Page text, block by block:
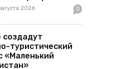
2026 0
создадут
туристический
«Маленький